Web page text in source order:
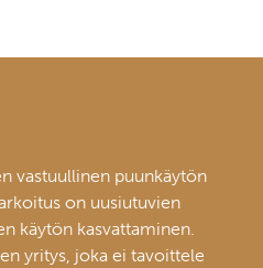
vastuullinen puunkäytön
on uusiutuvien
käytön kasvattaminen.
yritys, joka ei tavoittele